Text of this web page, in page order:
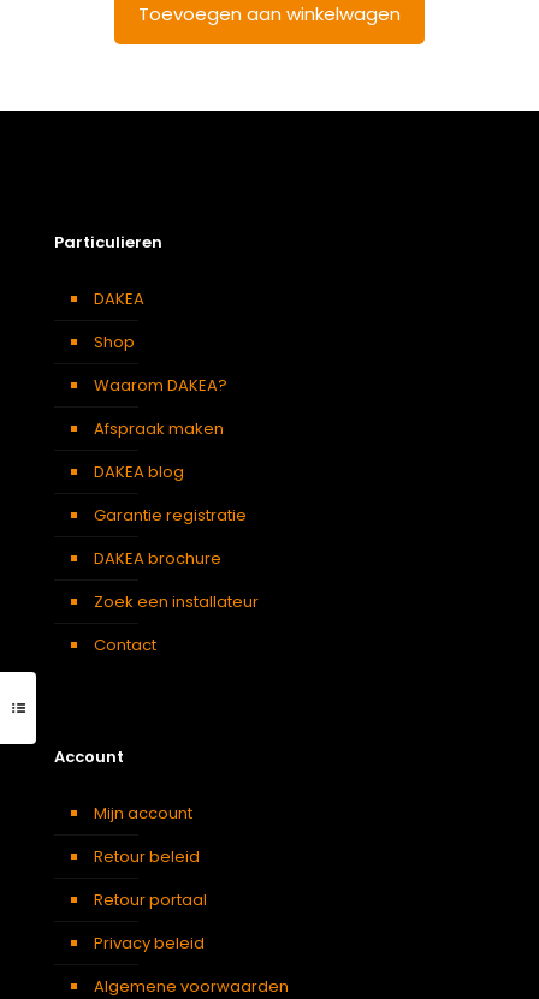
Toevoegen aan winkelwagen
Particulieren
DAKEA
Shop
Waarom DAKEA?
Afspraak maken
DAKEA blog
Garantie registratie
DAKEA brochure
Zoek een installateur
Contact
Account
Mijn account
Retour beleid
Retour portaal
Privacy beleid
Algemene voorwaarden